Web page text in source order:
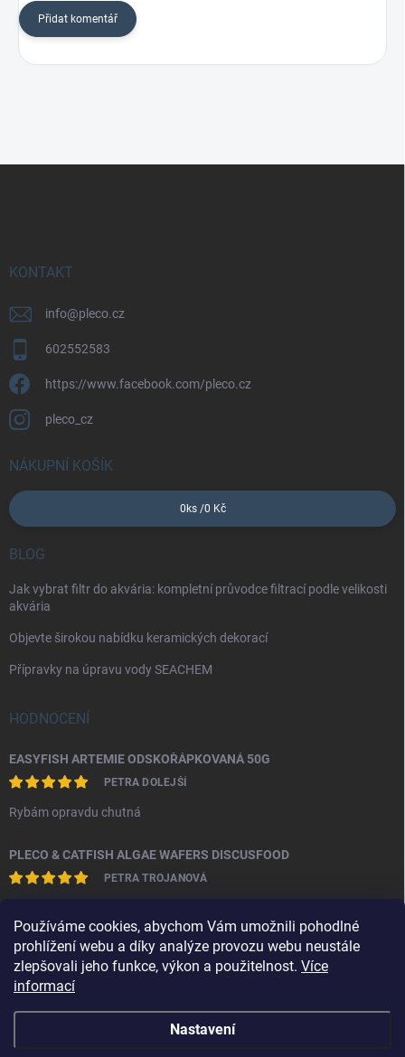
Používáme cookies, abychom Vám umožnili pohodlné
prohlížení webu a díky analýze provozu webu neustále
zlepšovali jeho funkce, výkon a použitelnost. Více
informací
Nastavení
Přidat komentář
KONTAKT
info@pleco.cz
602552583
https://www.facebook.com/pleco.cz
pleco_cz
NÁKUPNÍ KOŠÍK
0 ks /0 Kč
BLOG
Jak vybrat filtr do akvária: kompletní průvodce filtrací podle velikosti
akvária
Objevte širokou nabídku keramických dekorací
Přípravky na úpravu vody SEACHEM
HODNOCENÍ
EASYFISH ARTEMIE ODSKOŘÁPKOVANÁ 50G
PETRA DOLEJŠÍ
Rybám opravdu chutná
PLECO & CATFISH ALGAE WAFERS DISCUSFOOD
PETRA TROJANOVÁ
vodu.
Obchodní podmínky Ochrana osobních údajů Kontakty